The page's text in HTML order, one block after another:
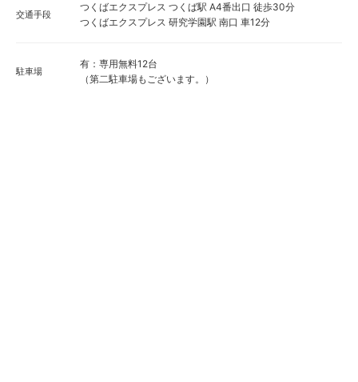
交通手段
つくばエクスプレス つくば駅 A4番出口 徒歩30分
つくばエクスプレス 研究学園駅 南口 車12分
駐車場
有：専用無料12台
（第二駐車場もございます。）